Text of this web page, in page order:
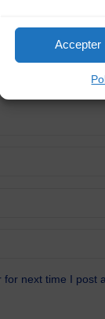
Accepter
next time I post